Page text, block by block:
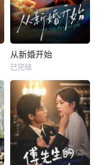
从新婚开始
已完结